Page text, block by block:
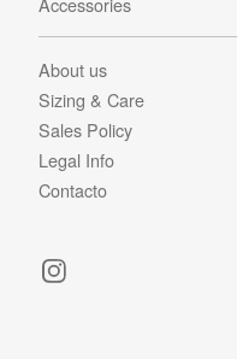
About us
Sizing & Care
Sales Policy
Legal Info
Contacto